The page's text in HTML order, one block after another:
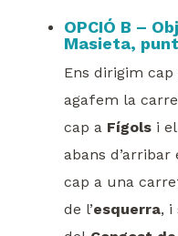
OPCIÓ B –
Masieta,
Ens dirigim
agafem la
cap a Fígolsi el
abans
cap a una
de l’esquerra, i